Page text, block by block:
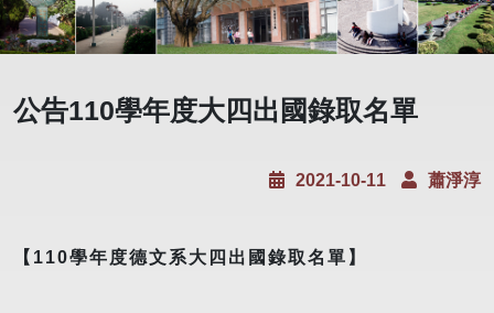
公告110學年度大四出國錄取名單
2021-10-11 蕭淨淳
【 110學年度德文系大四出國錄取名單】